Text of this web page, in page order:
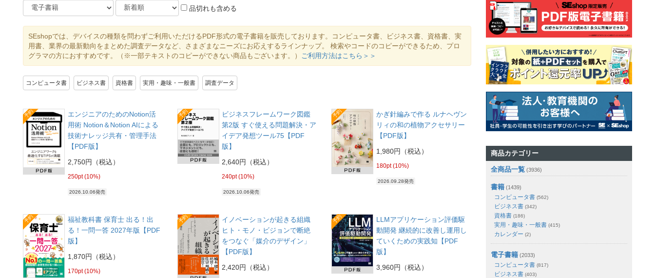
品切れも含める
SEshopでは、デバイスの種類を問わずご利用いただけるPDF形式の電子書籍を販売しております。コンピュータ書、ビジネス書、資格書、実
用書、業界の最新動向をまとめた調査データなど、さまざまなニーズにお応えするラインナップ。 検索やコードのコピーができるため、プロ
グラマの方におすすめです。（※一部テキストのコピーができない商品もございます。）
ご利用方法はこちら＞＞
コンピュータ書 ビジネス書 資格書 実用・趣味・一般書 調査データ
予約
エンジニアのためのNotion活
用術 Notion＆Notion AIによる
技術ナレッジ共有・管理手法
【PDF版】
2,750円（税込）
250pt (10%)
2026.10.06発売
予約
ビジネスフレームワーク図鑑
第2版 すぐ使える問題解決・ア
イデア発想ツール75【PDF
版】
2,640円（税込）
240pt (10%)
2026.10.06発売
予約
かぎ針編みで作る ルナヘヴン
リィの和の植物アクセサリー
【PDF版】
1,980円（税込）
180pt (10%)
2026.09.28発売
予約
福祉教科書 保育士 出る！出
る！一問一答 2027年版【PDF
版】
1,870円（税込）
170pt (10%)
予約
イノベーションが起きる組織
ヒト・モノ・ビジョンで断絶
をつなぐ「媒介のデザイン」
【PDF版】
2,420円（税込）
予約
LLMアプリケーション評価駆
動開発 継続的に改善し運用し
ていくための実践知【PDF
版】
3,960円（税込）
商品カテゴリー
全商品一覧 (3936)
書籍 (1439)
コンピュータ書 (562)
ビジネス書 (342)
資格書 (186)
実用・趣味・一般書 (415)
カレンダー (2)
電子書籍 (2033)
コンピュータ書 (817)
ビジネス書 (403)